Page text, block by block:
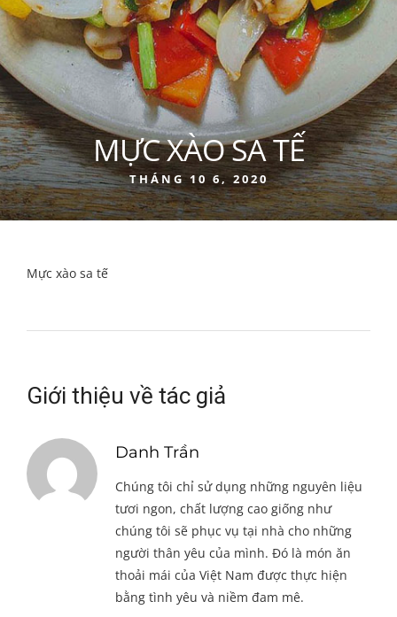
MỰC XÀO SA TẾ
THÁNG 10 6, 2020
Mực xào sa tế
Giới thiệu về tác giả
Danh Trần
Chúng tôi chỉ sử dụng những nguyên liệu
tươi ngon, chất lượng cao giống như
chúng tôi sẽ phục vụ tại nhà cho những
người thân yêu của mình. Đó là món ăn
thoải mái của Việt Nam được thực hiện
bằng tình yêu và niềm đam mê.